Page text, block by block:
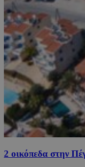
2 οικόπεδα στην